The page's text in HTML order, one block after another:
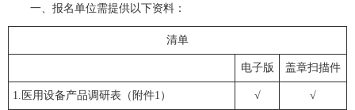
一、报名单位需提供以下资料：
清单
电子版 盖章扫描件
1.医用设备产品调研表（附件1） √ √